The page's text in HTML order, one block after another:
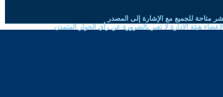
متاحة للجميع مع الإشارة إلى المصدر
هيئة الادارة لا تعبر بالضرورة عن رأي الحوار المتمدن